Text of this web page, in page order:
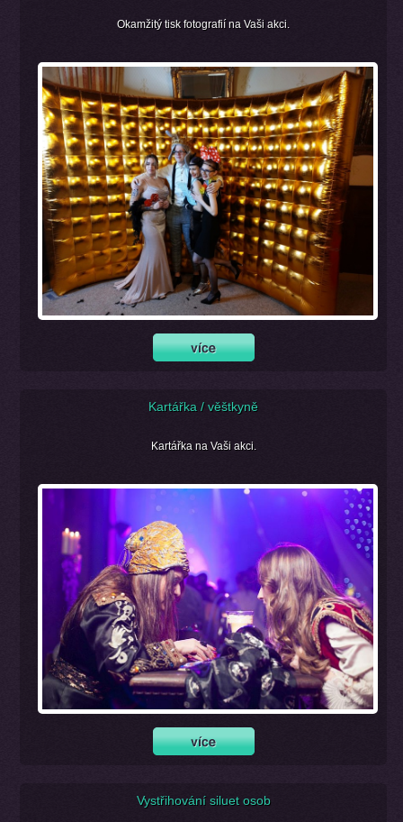
Okamžitý tisk fotografií na Vaši akci.
Kartářka / věštkyně
Kartářka na Vaši akci.
Vystřihování siluet osob